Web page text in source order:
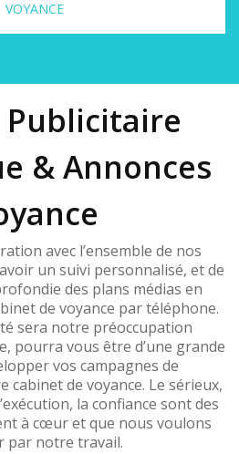
VOYANCE
Publicitaire
& Annonces
avec l’ensemble de nos
un suivi personnalisé, et de
des plans médias en
de voyance par téléphone.
sera notre préoccupation
pourra vous être d’une grande
vos campagnes de
cabinet de voyance. Le sérieux,
la confiance sont des
à cœur et que nous voulons
par notre travail.